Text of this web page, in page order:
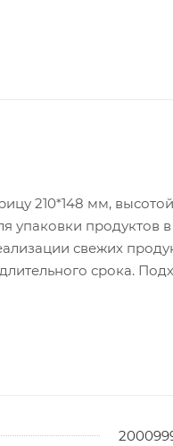
210*148 мм,
упаковки
свежих
срока.